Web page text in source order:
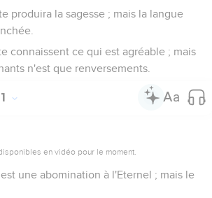
produira la sagesse ; mais la langue
connaissent ce qui est agréable ; mais
n'est que renversements.
en vidéo pour le moment.
une abomination à l'Eternel ; mais le